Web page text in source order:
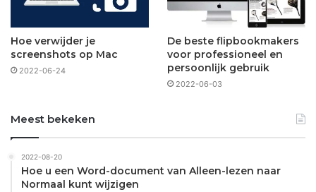
Hoe verwijder je
screenshots op Mac
2022-06-24
De beste flipbookmakers
voor professioneel en
persoonlijk gebruik
2022-06-03
Meest bekeken
2022-08-20
Hoe u een Word-document van Alleen-lezen naar
Normaal kunt wijzigen